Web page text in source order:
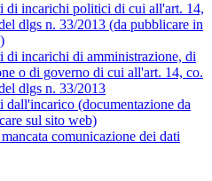
di incarichi politici di cui all'art. 14,
dlgs n. 33/2013 (da pubblicare in
di incarichi di amministrazione, di
o di governo di cui all'art. 14, co.
dlgs n. 33/2013
dall'incarico (documentazione da
sul sito web)
comunicazione dei dati